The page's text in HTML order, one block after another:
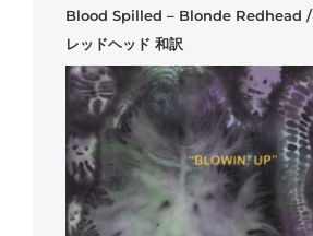
Blood Spilled – Blonde Redhead /
レッドヘッド 和訳